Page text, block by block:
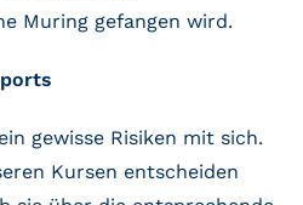
Muring gefangen wird.
gewisse Risiken mit sich.
Kursen entscheiden